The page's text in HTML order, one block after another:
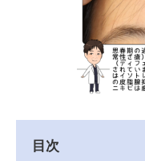
目次